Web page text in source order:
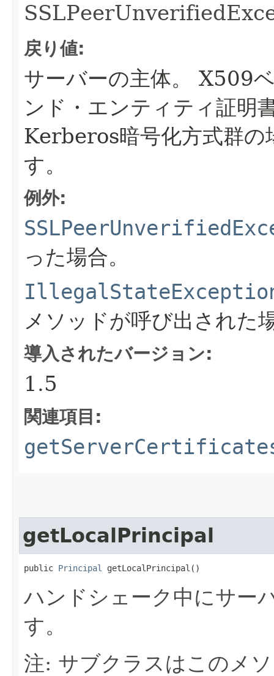
戻り値:
サーバーの主体。
X509
ンド・エンティティ証
Kerberos暗号化方式群
す。
例外:
った場合。
メソッドが呼び出された
導入されたバージョン:
1.5
関連項目:
getLocalPrincipal
public Principal getLocalPrincipal()
ハンドシェーク中にサー
す。
注: サブクラスはこのメ